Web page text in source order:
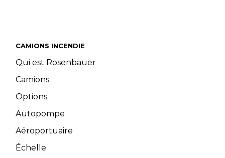
CAMIONS INCENDIE
Qui est Rosenbauer
Camions
Options
Autopompe
Aéroportuaire
Échelle